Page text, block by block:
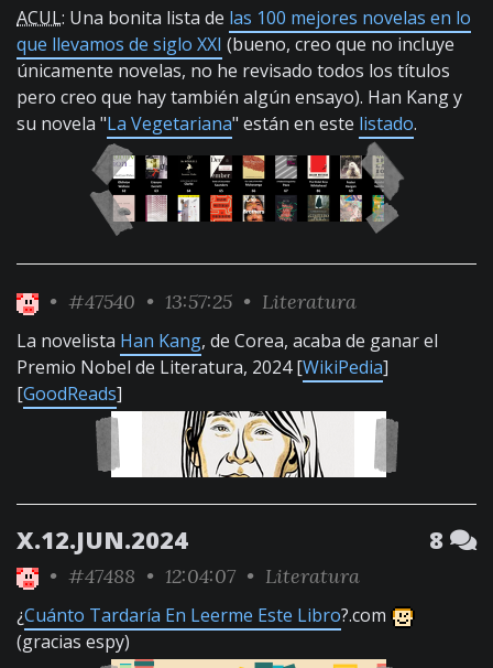
ACUL: Una bonita lista de las 100 mejores novelas en lo
que llevamos de siglo XXI (bueno, creo que no incluye
únicamente novelas, no he revisado todos los títulos
pero creo que hay también algún ensayo). Han Kang y
su novela "La Vegetariana" están en este listado.
• #47540 • 13:57:25 • Literatura
La novelista Han Kang, de Corea, acaba de ganar el
Premio Nobel de Literatura, 2024 [WikiPedia]
[GoodReads]
X.12.JUN.2024 8
• #47488 • 12:04:07 • Literatura
¿Cuánto Tardaría En Leerme Este Libro?.com
(gracias espy)